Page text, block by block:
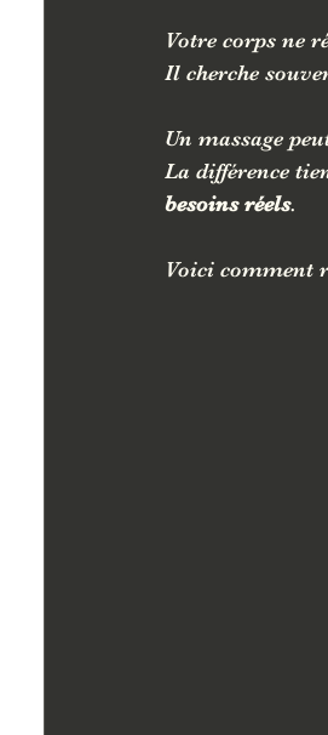
Votre corps ne
Il cherche
Un massage
La différence
besoins réels.
Voici comment